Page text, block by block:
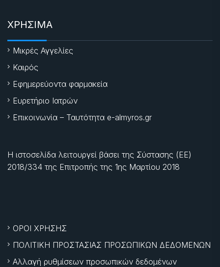
ΧΡΗΣΙΜΑ
Μικρές Αγγελίες
Καιρός
Εφημερεύοντα φαρμακεία
Ευρετήριο Ιατρών
Επικοινωνία – Ταυτότητα e-almyros.gr
Η ιστοσελίδα λειτουργεί βάσει της Σύστασης (ΕΕ)
2018/334 της Επιτροπής της 1ης Μαρτίου 2018
ΟΡΟΙ ΧΡΗΣΗΣ
ΠΟΛΙΤΙΚΗ ΠΡΟΣΤΑΣΙΑΣ ΠΡΟΣΩΠΙΚΩΝ ΔΕΔΟΜΕΝΩΝ
Αλλαγή ρυθμίσεων προσωπικών δεδομένων